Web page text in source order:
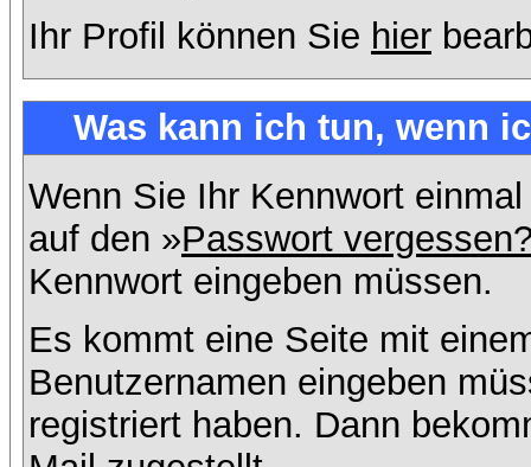
Ihr Profil können Sie hier
Was kann ich tun, wenn
Wenn Sie Ihr Kennwort
auf den »Passwort
Kennwort eingeben müssen.
Es kommt eine Seite mit
Benutzernamen eingeben
registriert haben. Dann